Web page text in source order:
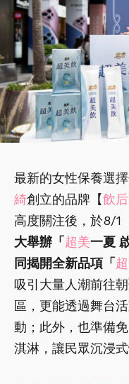
最新的女性保養選
綺創立的品牌【飲后
高度關注後，於8/1
大舉辦「 超美一夏
同揭開全新品項「
吸引大量人潮前往
區，更能透過舞台
動；此外，也準備
淇淋，讓民眾沉浸